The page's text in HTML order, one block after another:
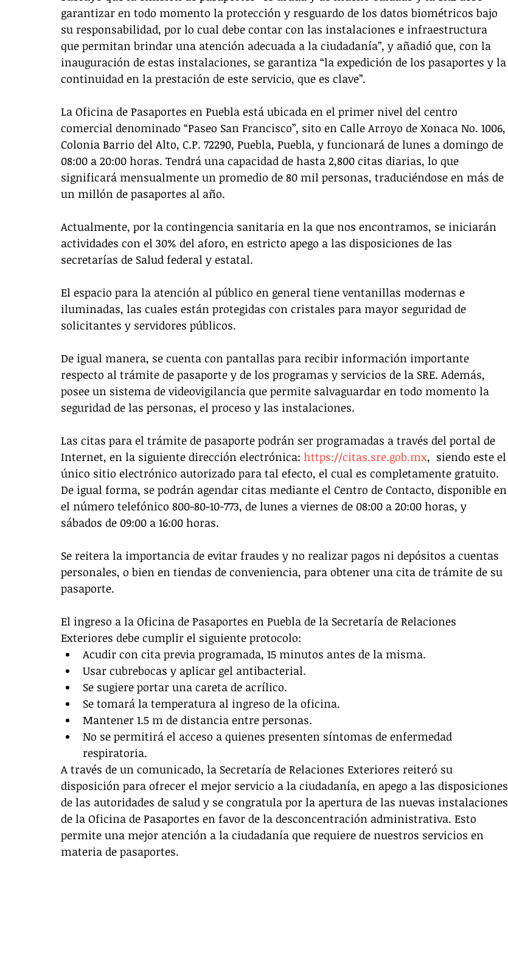
garantizar en todo momento la protección y resguardo de los datos biométricos bajo
su responsabilidad, por lo cual debe contar con las instalaciones e infraestructura
que permitan brindar una atención adecuada a la ciudadanía”, y añadió que, con la
inauguración de estas instalaciones, se garantiza “la expedición de los pasaportes y la
continuidad en la prestación de este servicio, que es clave”.
La Oficina de Pasaportes en Puebla está ubicada en el primer nivel del centro
comercial denominado “Paseo San Francisco”, sito en Calle Arroyo de Xonaca No. 1006,
Colonia Barrio del Alto, C.P. 72290, Puebla, Puebla, y funcionará de lunes a domingo de
08:00 a 20:00 horas. Tendrá una capacidad de hasta 2,800 citas diarias, lo que
significará mensualmente un promedio de 80 mil personas, traduciéndose en más de
un millón de pasaportes al año.
Actualmente, por la contingencia sanitaria en la que nos encontramos, se iniciarán
actividades con el 30% del aforo, en estricto apego a las disposiciones de las
secretarías de Salud federal y estatal.
El espacio para la atención al público en general tiene ventanillas modernas e
iluminadas, las cuales están protegidas con cristales para mayor seguridad de
solicitantes y servidores públicos.
De igual manera, se cuenta con pantallas para recibir información importante
respecto al trámite de pasaporte y de los programas y servicios de la SRE. Además,
posee un sistema de videovigilancia que permite salvaguardar en todo momento la
seguridad de las personas, el proceso y las instalaciones.
Las citas para el trámite de pasaporte podrán ser programadas a través del portal de
Internet, en la siguiente dirección electrónica: https://citas.sre.gob.mx,  siendo este el
único sitio electrónico autorizado para tal efecto, el cual es completamente gratuito.
De igual forma, se podrán agendar citas mediante el Centro de Contacto, disponible en
el número telefónico 800-80-10-773, de lunes a viernes de 08:00 a 20:00 horas, y
sábados de 09:00 a 16:00 horas.
Se reitera la importancia de evitar fraudes y no realizar pagos ni depósitos a cuentas
personales, o bien en tiendas de conveniencia, para obtener una cita de trámite de su
pasaporte.
El ingreso a la Oficina de Pasaportes en Puebla de la Secretaría de Relaciones
Exteriores debe cumplir el siguiente protocolo:
Acudir con cita previa programada, 15 minutos antes de la misma.
Usar cubrebocas y aplicar gel antibacterial.
Se sugiere portar una careta de acrílico.
Se tomará la temperatura al ingreso de la oficina.
Mantener 1.5 m de distancia entre personas.
No se permitirá el acceso a quienes presenten síntomas de enfermedad
respiratoria.
A través de un comunicado, la Secretaría de Relaciones Exteriores reiteró su
disposición para ofrecer el mejor servicio a la ciudadanía, en apego a las disposiciones
de las autoridades de salud y se congratula por la apertura de las nuevas instalaciones
de la Oficina de Pasaportes en favor de la desconcentración administrativa. Esto
permite una mejor atención a la ciudadanía que requiere de nuestros servicios en
materia de pasaportes.